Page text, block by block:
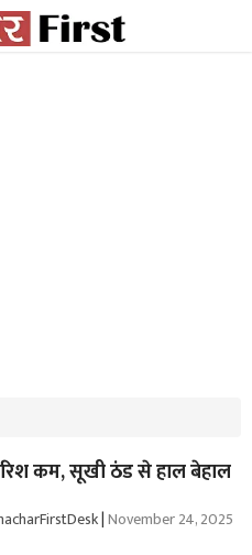
कम, सूखी ठंड से हाल बेहाल
|November 24, 2025